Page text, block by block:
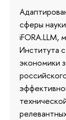
сферы
iFORA.LLM,
Института
экономики